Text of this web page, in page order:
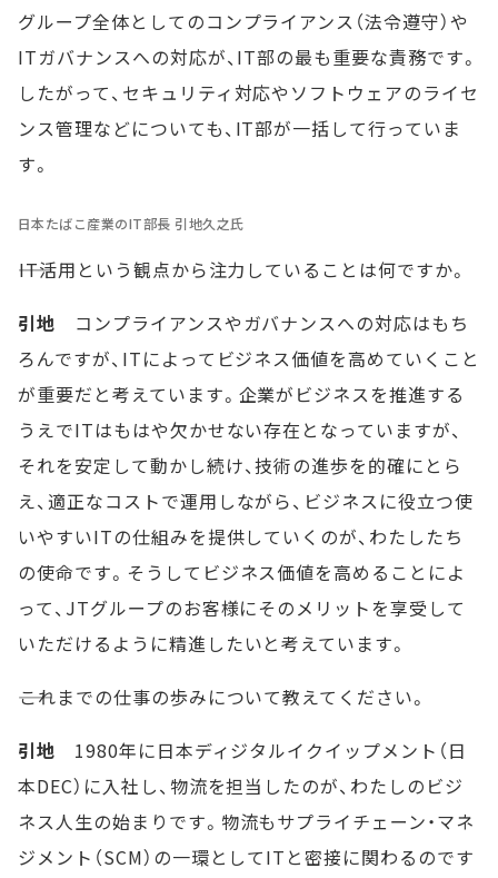
グループ全体としてのコンプライアンス（法令遵守）や
ITガバナンスへの対応が、IT部の最も重要な責務です。
したがって、セキュリティ対応やソフトウェアのライセ
ンス管理などについても、IT部が一括して行っていま
す。
日本たばこ産業のIT部長 引地久之氏
――IT活用という観点から注力していることは何ですか。
引地 コンプライアンスやガバナンスへの対応はもち
ろんですが、ITによってビジネス価値を高めていくこと
が重要だと考えています。企業がビジネスを推進する
うえでITはもはや欠かせない存在となっていますが、
それを安定して動かし続け、技術の進歩を的確にとら
え、適正なコストで運用しながら、ビジネスに役立つ使
いやすいITの仕組みを提供していくのが、わたしたち
の使命です。そうしてビジネス価値を高めることによ
って、JTグループのお客様にそのメリットを享受して
いただけるように精進したいと考えています。
――これまでの仕事の歩みについて教えてください。
引地 1980年に日本ディジタルイクイップメント（日
本DEC）に入社し、物流を担当したのが、わたしのビジ
ネス人生の始まりです。物流もサプライチェーン・マネ
ジメント（SCM）の一環としてITと密接に関わるのです